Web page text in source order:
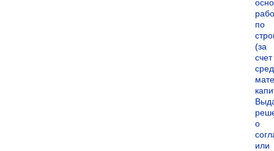
по
(за
счет
о
или